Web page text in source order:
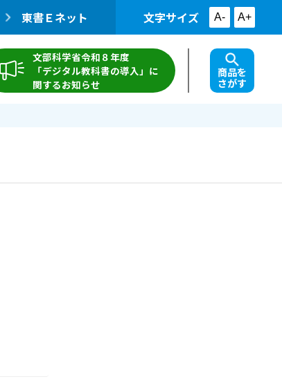
東書Ｅネット 文字サイズ A- A+
文部科学省令和８年度
「デジタル教科書の導入」に
関するお知らせ
商品を
さがす